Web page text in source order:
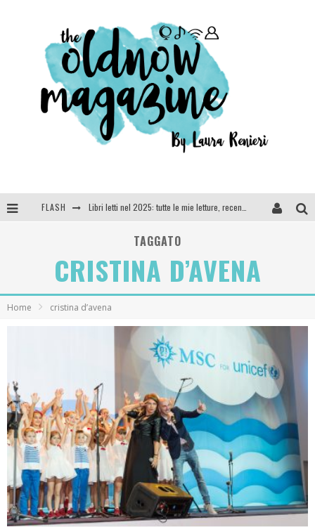
FLASH
Libri letti nel 2025: tutte le mie letture, recensioni e giudizi
Cosa vediamo questa sera? Te lo dico io: film e serie TV visti nel 2025
SEE YOU AT 5 | Chanel
Anya Taylor-Joy, Jisoo e Willow Smith protagoniste della nuova campagna Dior Addict
TAGGATO
CRISTINA D’AVENA
Home cristina d’avena